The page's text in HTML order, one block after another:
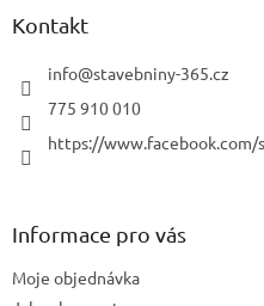
Kontakt
info@stavebniny-365.cz
775 910 010
https://www.facebook.com/
Informace pro vás
Moje objednávka